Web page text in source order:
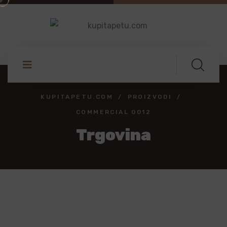
KUPITAPETU.COM PROIZVODI
COMMERCIAL 0012
Trgovina